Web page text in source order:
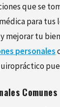
que se
para tus
mejorar tu
personales
Comunes